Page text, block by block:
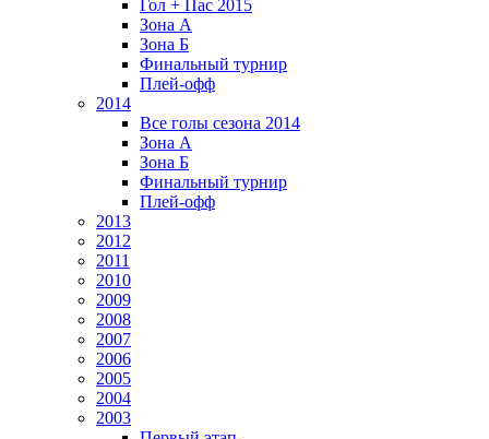
Гол + Пас 2015
Зона А
Зона Б
Финальный турнир
Плей-офф
2014
Все голы сезона 2014
Зона А
Зона Б
Финальный турнир
Плей-офф
2013
2012
2011
2010
2009
2008
2007
2006
2005
2004
2003